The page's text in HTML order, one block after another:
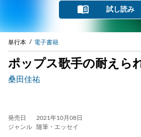
試し読み
単行本 電子書籍
ポップス歌手の耐えら
桑田佳祐
発売日
2021年10月08日
ジャンル
随筆・エッセイ